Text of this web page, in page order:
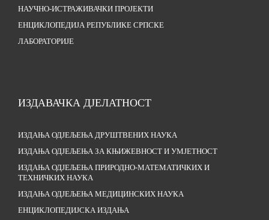
НАУЧНО-ИСТРАЖИВАЧКИ ПРОЈЕКТИ
ЕНЦИКЛОПЕДИЈА РЕПУБЛИКЕ СРПСКЕ
ЛАБОРАТОРИЈЕ
ИЗДАВАЧКА ДЈЕЛАТНОСТ
ИЗДАЊА ОДЈЕЉЕЊА ДРУШТВЕНИХ НАУКА
ИЗДАЊА ОДЈЕЉЕЊА ЗА КЊИЖЕВНОСТ И УМЈЕТНОСТ
ИЗДАЊА ОДЈЕЉЕЊА ПРИРОДНО-МАТЕМАТИЧКИХ И
ТЕХНИЧКИХ НАУКА
ИЗДАЊА ОДЈЕЉЕЊА МЕДИЦИНСКИХ НАУКА
ЕНЦИКЛОПЕДИЈСКА ИЗДАЊА